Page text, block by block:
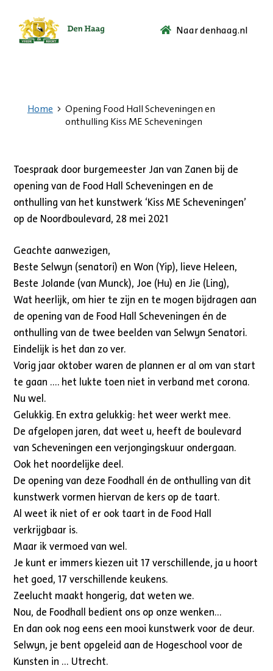
Ga
Naar denhaag.nl
Home
Opening Food Hall Scheveningen en
onthulling Kiss ME Scheveningen
Toespraak door burgemeester Jan van Zanen bij de
opening van de Food Hall Scheveningen en de
onthulling van het kunstwerk ‘Kiss ME Scheveningen’
op de Noordboulevard, 28 mei 2021
Geachte aanwezigen,
Beste Selwyn (senatori) en Won (Yip), lieve Heleen,
Beste Jolande (van Munck), Joe (Hu) en Jie (Ling),
Wat heerlijk, om hier te zijn en te mogen bijdragen aan
de opening van de Food Hall Scheveningen én de
onthulling van de twee beelden van Selwyn Senatori.
Eindelijk is het dan zo ver.
Vorig jaar oktober waren de plannen er al om van start
te gaan …. het lukte toen niet in verband met corona.
Nu wel.
Gelukkig. En extra gelukkig: het weer werkt mee.
De afgelopen jaren, dat weet u, heeft de boulevard
van Scheveningen een verjongingskuur ondergaan.
Ook het noordelijke deel.
De opening van deze Foodhall én de onthulling van dit
kunstwerk vormen hiervan de kers op de taart.
Al weet ik niet of er ook taart in de Food Hall
verkrijgbaar is.
Maar ik vermoed van wel.
Je kunt er immers kiezen uit 17 verschillende, ja u hoort
het goed, 17 verschillende keukens.
Zeelucht maakt hongerig, dat weten we.
Nou, de Foodhall bedient ons op onze wenken…
En dan ook nog eens een mooi kunstwerk voor de deur.
Selwyn, je bent opgeleid aan de Hogeschool voor de
Kunsten in … Utrecht.